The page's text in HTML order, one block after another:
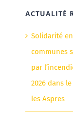
ACTUALITÉ
Solidarité
communes
par
2026 dans
les Aspres